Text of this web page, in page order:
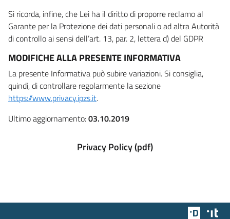
Si ricorda, infine, che Lei ha il diritto di proporre reclamo al
Garante per la Protezione dei dati personali o ad altra Autorità
di controllo ai sensi dell’art. 13, par. 2, lettera d) del GDPR
MODIFICHE ALLA PRESENTE INFORMATIVA
La presente Informativa può subire variazioni. Si consiglia,
quindi, di controllare regolarmente la sezione
https://www.privacy.ipzs.it.
Ultimo aggiornamento:03.10.2019
Privacy Policy (pdf)
Team